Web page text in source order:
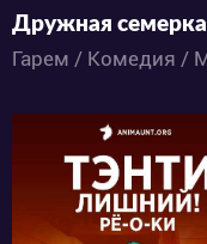
Дружная семерка